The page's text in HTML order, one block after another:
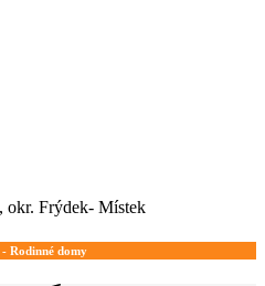
- Rodinné domy